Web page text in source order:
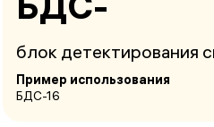
блок детектирования
Пример использования
БДС-16